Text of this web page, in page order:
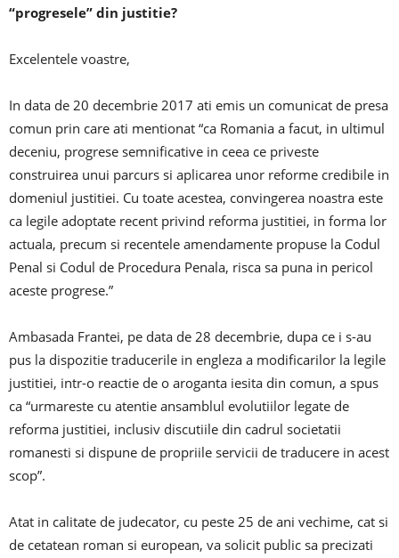
“progresele” din justitie?
Excelentele voastre,
In data de 20 decembrie 2017 ati emis un comunicat de presa
comun prin care ati mentionat “ca Romania a facut, in ultimul
deceniu, progrese semnificative in ceea ce priveste
construirea unui parcurs si aplicarea unor reforme credibile in
domeniul justitiei. Cu toate acestea, convingerea noastra este
ca legile adoptate recent privind reforma justitiei, in forma lor
actuala, precum si recentele amendamente propuse la Codul
Penal si Codul de Procedura Penala, risca sa puna in pericol
aceste progrese.”
Ambasada Frantei, pe data de 28 decembrie, dupa ce i s-au
pus la dispozitie traducerile in engleza a modificarilor la legile
justitiei, intr-o reactie de o aroganta iesita din comun, a spus
ca “urmareste cu atentie ansamblul evolutiilor legate de
reforma justitiei, inclusiv discutiile din cadrul societatii
romanesti si dispune de propriile servicii de traducere in acest
scop”.
Atat in calitate de judecator, cu peste 25 de ani vechime, cat si
de cetatean roman si european, va solicit public sa precizati